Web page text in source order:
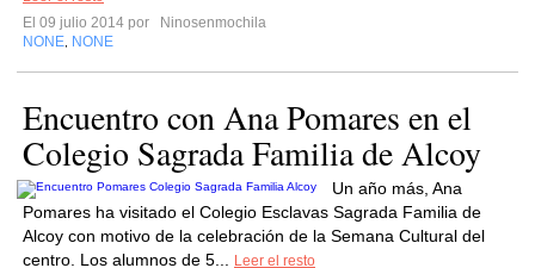
El 09 julio 2014 por
Ninosenmochila
NONE NONE
Encuentro con Ana Pomares en el
Colegio Sagrada Familia de Alcoy
Un año más, Ana
Pomares ha visitado el Colegio Esclavas Sagrada Familia de
Alcoy con motivo de la celebración de la Semana Cultural del
centro. Los alumnos de 5...
Leer el resto